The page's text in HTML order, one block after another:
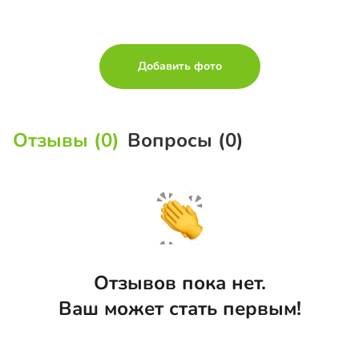
Добавить фото
Отзывы (0) Вопросы (0)
Отзывов пока нет.
Ваш может стать первым!